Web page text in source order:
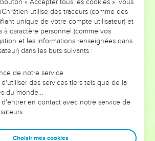
DE L’ANNÉE !
POUVAIENT VOUS ÉVITER LES
VOTRES ?
Mais on voit moins les doutes, les erreurs
qu'ils ont traversés, alors même que ce
elles qui les ont façonnés.
leaders, entrepreneurs, et responsables
plus de sagesse afin que leurs erreurs
« Accepter tous les cookies », vous
utilise des traceurs (comme des
unique de votre compte utilisateur) et
à caractère personnel (comme vos
et les informations renseignées dans
dans les buts suivants :
de notre service
des services tiers tels que de la
du monde…
en contact avec notre service de
Choisir mes cookies